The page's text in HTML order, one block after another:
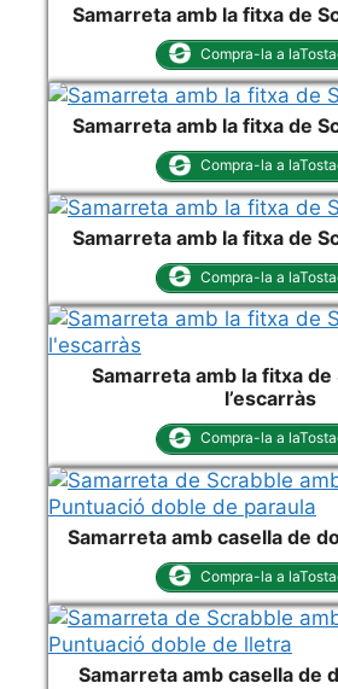
Samarreta amb la fitxa de
Compra-la a
Samarreta amb la fitxa de
Compra-la a
Samarreta amb la fitxa de
Compra-la a
Samarreta amb la fitxa de
l’escarràs
Compra-la a
Samarreta amb casella de
Compra-la a
Samarreta amb casella de